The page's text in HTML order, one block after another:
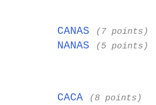
CANAS (7 points)
NANAS (5 points)
CACA (8 points)